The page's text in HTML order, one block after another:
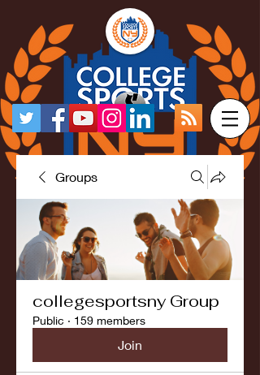
Groups
collegesportsny Group
Public · 159 members
Join